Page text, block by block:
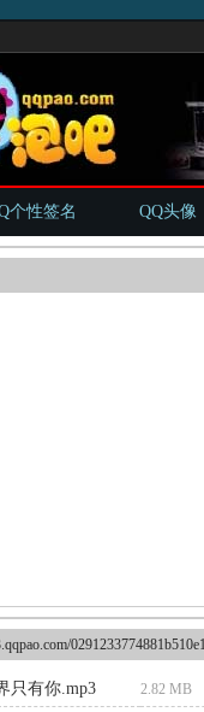
个性签名 QQ头像
只有你.mp3 2.82 MB